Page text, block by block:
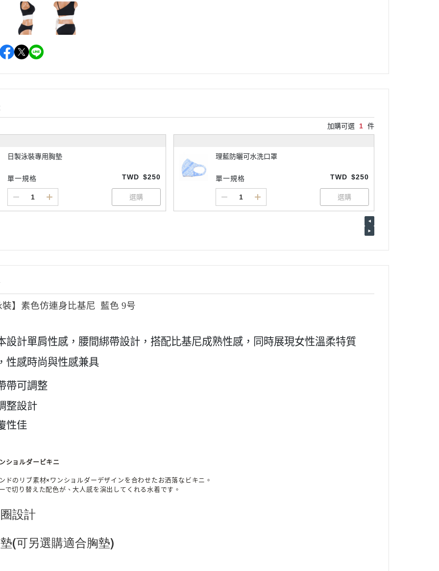
加購可選 1 件
日製泳裝專用胸墊
單一規格 TWD $250
理藍防曬可水洗口罩
單一規格 TWD $250
裝】素色仿連身比基尼 藍色 9号
設計單肩性感，腰間綁帶設計，搭配比基尼成熟性感，同時展現女性溫柔特質
性感時尚與性感兼具
帶可調整
整設計
性佳
ショルダービキニ
ドのリブ素材×ワンショルダーデザインを合わせたお洒落なビキニ。
で切り替えた配色が、大人感を演出してくれる水着です。
設計
(可另選購適合胸墊)